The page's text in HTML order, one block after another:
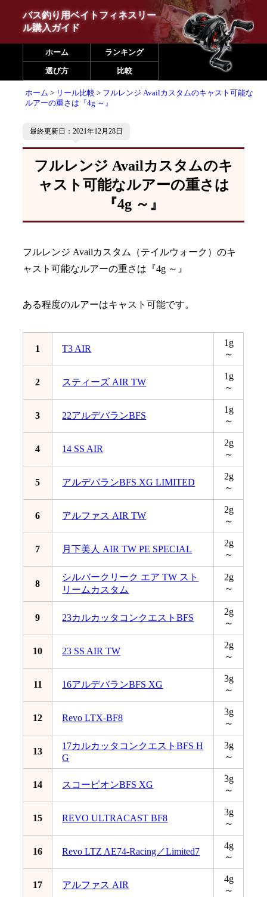
バス釣り用ベイトフィネスリー
ル購入ガイド
ホーム ランキング
選び方 比較
ホーム リール比較
フルレンジ Availカスタムのキャスト可能な
ルアーの重さは『4g ～』
最終更新日：2021年12月28日
フルレンジ Availカスタムのキ
ャスト可能なルアーの重さは
『4g ～』
フルレンジ Availカスタム（テイルウォーク）のキ
ャスト可能なルアーの重さは『4g ～』
ある程度のルアーはキャスト可能です。
1 T3 AIR
1g
～
2 スティーズ AIR TW
1g
～
3 22アルデバランBFS
1g
～
4 14 SS AIR
2g
～
5 アルデバランBFS XG LIMITED
2g
～
6 アルファス AIR TW
2g
～
7 月下美人 AIR TW PE SPECIAL
2g
～
8
シルバークリーク エア TW スト
リームカスタム
2g
～
9 23カルカッタコンクエストBFS
2g
～
10 23 SS AIR TW
2g
～
11 16アルデバランBFS XG
3g
～
12 Revo LTX-BF8
3g
～
13
17カルカッタコンクエストBFS H
G
3g
～
14 スコーピオンBFS XG
3g
～
15 REVO ULTRACAST BF8
3g
～
16 Revo LTZ AE74-Racing／Limited7
4g
～
17 アルファス AIR
4g
～